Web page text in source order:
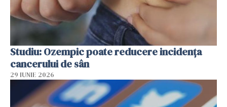
Studiu: Ozempic poate reducere incidența
cancerului de sân
29 IUNIE 2026